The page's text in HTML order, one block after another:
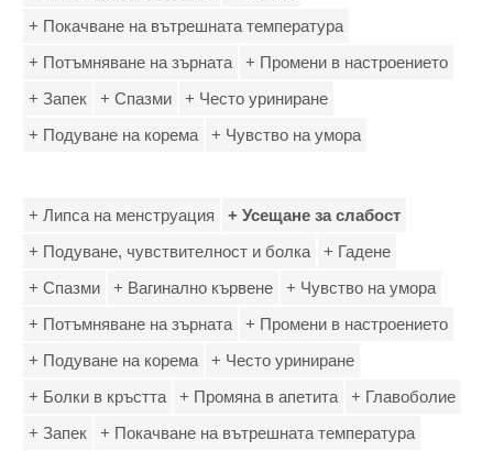
+ Покачване на вътрешната температура
+ Потъмняване на зърната
+ Промени в настроението
+ Запек
+ Спазми
+ Често уриниране
+ Подуване на корема
+ Чувство на умора
+ Липса на менструация
+ Усещане за слабост
+ Подуване, чувствителност и болка
+ Гадене
+ Спазми
+ Вагинално кървене
+ Чувство на умора
+ Потъмняване на зърната
+ Промени в настроението
+ Подуване на корема
+ Често уриниране
+ Болки в кръстта
+ Промяна в апетита
+ Главоболие
+ Запек
+ Покачване на вътрешната температура